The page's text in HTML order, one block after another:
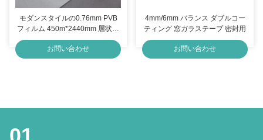
モダンスタイルの0.76mm PVB
フィルム 450m*2440mm 層状ガ
ラス 安全とセキュリティ
お問い合わせ
4mm/6mm バランス ダブルコー
ティング 窓ガラステープ 密封用
お問い合わせ